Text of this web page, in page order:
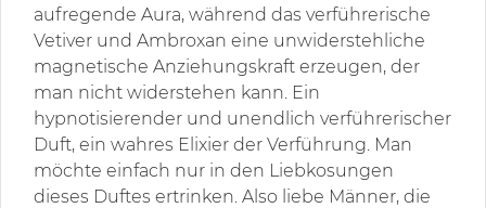
aufregende Aura, während das verführerische
Vetiver und Ambroxan eine unwiderstehliche
magnetische Anziehungskraft erzeugen, der
man nicht widerstehen kann. Ein
hypnotisierender und unendlich verführerischer
Duft, ein wahres Elixier der Verführung. Man
möchte einfach nur in den Liebkosungen
dieses Duftes ertrinken. Also liebe Männer, die